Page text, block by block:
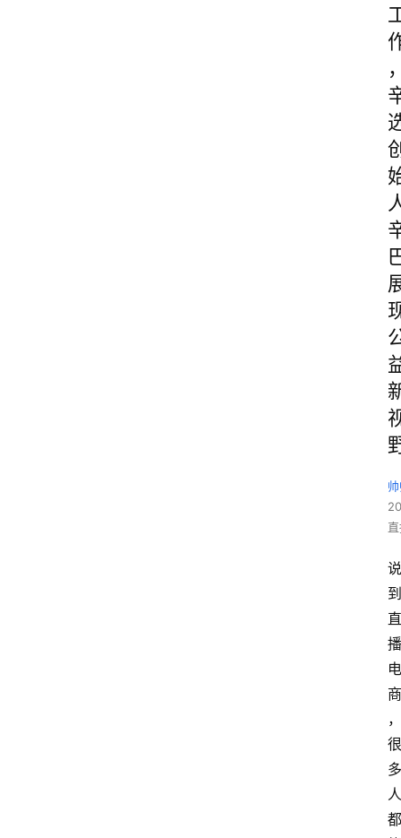
说
到
直
播
电
商
，
很
多
人
都